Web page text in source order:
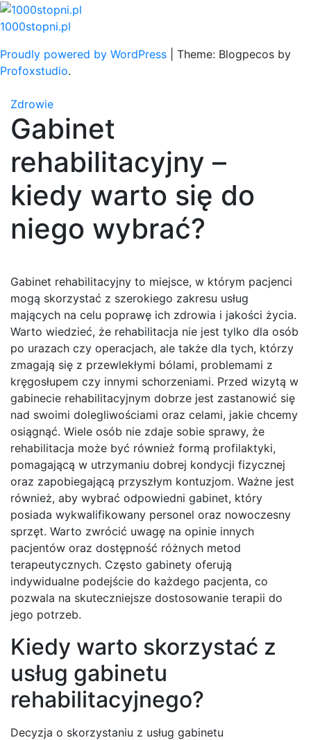
Skip
to
1000stopni.pl
Proudly powered by WordPress
Theme: Blogpecos by
Profoxstudio.
Zdrowie
Gabinet
rehabilitacyjny –
kiedy warto się do
niego wybrać?
Gabinet rehabilitacyjny to miejsce, w którym pacjenci
mogą skorzystać z szerokiego zakresu usług
mających na celu poprawę ich zdrowia i jakości życia.
Warto wiedzieć, że rehabilitacja nie jest tylko dla osób
po urazach czy operacjach, ale także dla tych, którzy
zmagają się z przewlekłymi bólami, problemami z
kręgosłupem czy innymi schorzeniami. Przed wizytą w
gabinecie rehabilitacyjnym dobrze jest zastanowić się
nad swoimi dolegliwościami oraz celami, jakie chcemy
osiągnąć. Wiele osób nie zdaje sobie sprawy, że
rehabilitacja może być również formą profilaktyki,
pomagającą w utrzymaniu dobrej kondycji fizycznej
oraz zapobiegającą przyszłym kontuzjom. Ważne jest
również, aby wybrać odpowiedni gabinet, który
posiada wykwalifikowany personel oraz nowoczesny
sprzęt. Warto zwrócić uwagę na opinie innych
pacjentów oraz dostępność różnych metod
terapeutycznych. Często gabinety oferują
indywidualne podejście do każdego pacjenta, co
pozwala na skuteczniejsze dostosowanie terapii do
jego potrzeb.
Kiedy warto skorzystać z
usług gabinetu
rehabilitacyjnego?
Decyzja o skorzystaniu z usług gabinetu